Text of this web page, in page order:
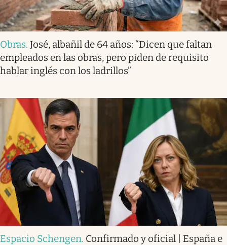
Obras. José, albañil de 64 años: “Dicen que faltan
empleados en las obras, pero piden de requisito
hablar inglés con los ladrillos”
Espacio Schengen. Confirmado y oficial | España e